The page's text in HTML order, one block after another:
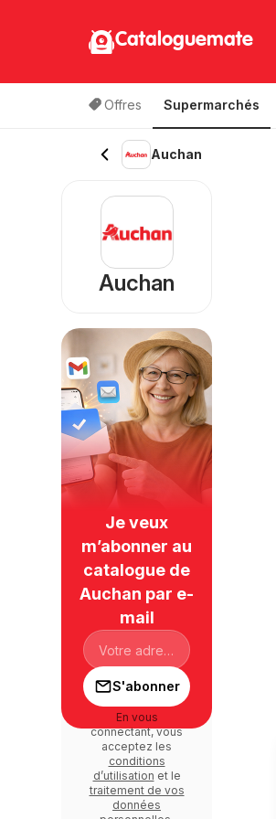
Cataloguemate
Offres Supermarchés
Auchan
Auchan
Je veux
m’abonner au
catalogue de
Auchan par e-
mail
S'abonner
En vous
connectant, vous
acceptez les
conditions
d’utilisation et le
traitement de vos
données